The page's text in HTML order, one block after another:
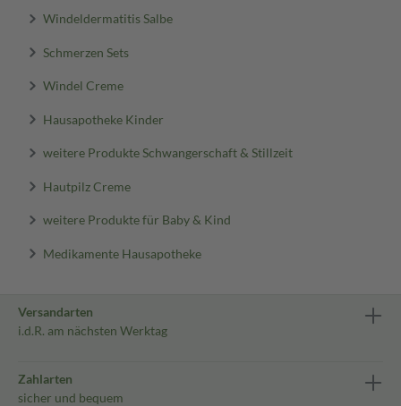
Windeldermatitis Salbe
Schmerzen Sets
Windel Creme
Hausapotheke Kinder
weitere Produkte Schwangerschaft & Stillzeit
Hautpilz Creme
weitere Produkte für Baby & Kind
Medikamente Hausapotheke
Versandarten
i.d.R. am nächsten Werktag
Zahlarten
sicher und bequem